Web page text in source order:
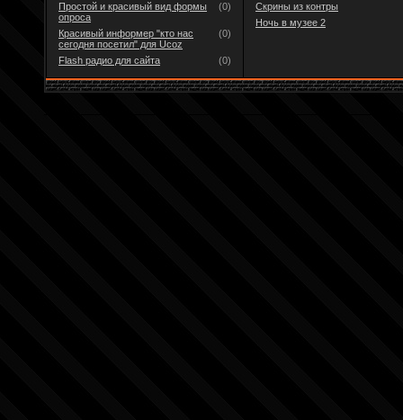
Простой и красивый вид формы
опроса
(0)
Красивый информер "кто нас
сегодня посетил" для Ucoz
(0)
Flash радио для сайта (0)
Скрины из контры
Ночь в музее 2